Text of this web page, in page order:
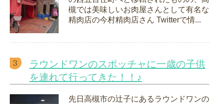
槻では美味しいお肉屋さんとして有名な
精肉店の今村精肉店さん Twitterで情...
ラウンドワンのスポッチャに一歳の子供
を連れて行ってきた！！♪
先日高槻市の辻子にあるラウンドワンの